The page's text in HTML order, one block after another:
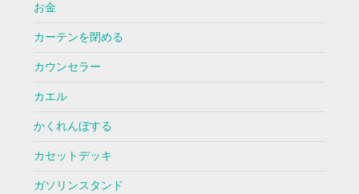
お金
カーテンを閉める
カウンセラー
カエル
かくれんぼする
カセットデッキ
ガソリンスタンド